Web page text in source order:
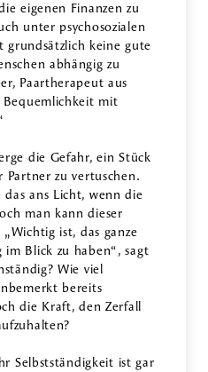
eigenen Finanzen zu
unter psychosozialen
grundsätzlich keine gute
abhängig zu
Paartherapeut aus
mit
die Gefahr, ein Stück
Partner zu vertuschen.
das ans Licht, wenn die
man kann dieser
ist, das ganze
im Blick zu haben“, sagt
Wie viel
bereits
die Kraft, den Zerfall
Selbstständigkeit ist gar